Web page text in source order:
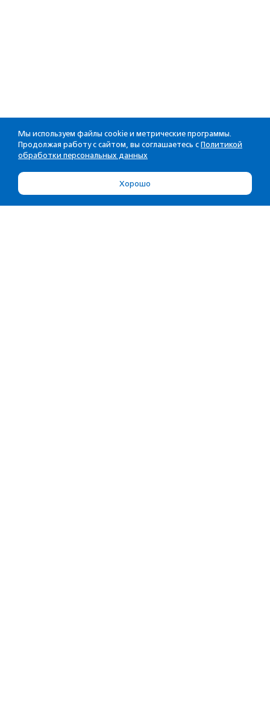
Мы используем файлы cookie и метрические программы.
Продолжая работу с сайтом, вы соглашаетесь с Политикой
обработки персональных данных
Хорошо